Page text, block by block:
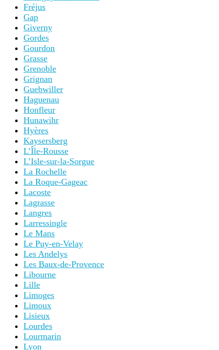
Fréjus
Gap
Giverny
Gordes
Gourdon
Grasse
Grenoble
Grignan
Guebwiller
Haguenau
Honfleur
Hunawihr
Hyères
Kaysersberg
L’Île-Rousse
L’Isle-sur-la-Sorgue
La Rochelle
La Roque-Gageac
Lacoste
Lagrasse
Langres
Larressingle
Le Mans
Le Puy-en-Velay
Les Andelys
Les Baux-de-Provence
Libourne
Lille
Limoges
Limoux
Lisieux
Lourdes
Lourmarin
Lyon